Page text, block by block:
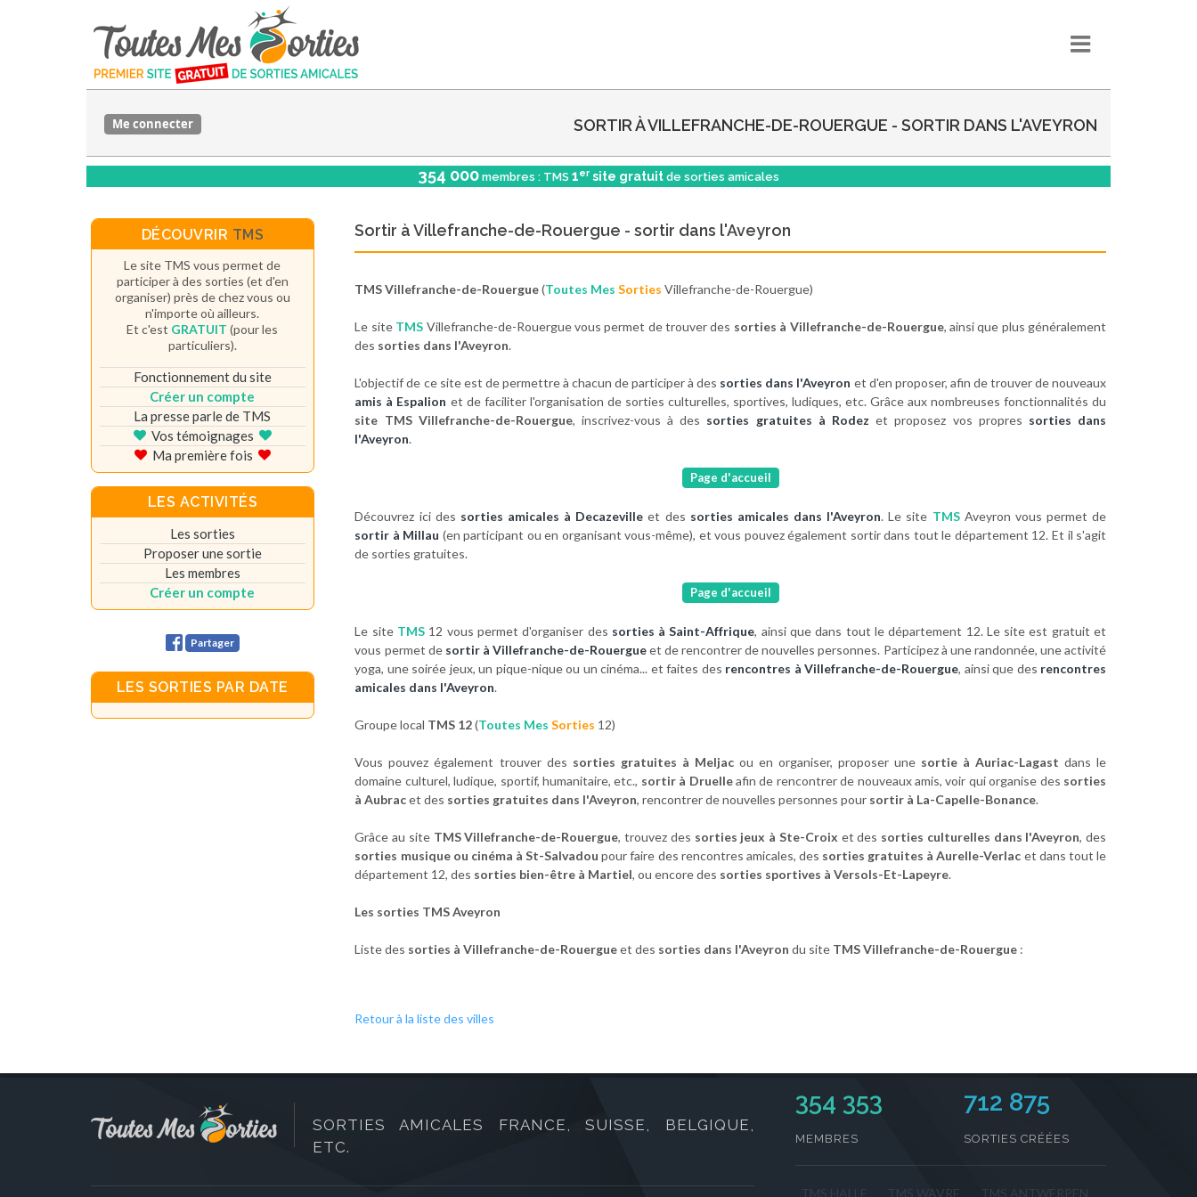
SORTIR À VILLEFRANCHE-DE-ROUERGUE - SORTIR DANS L'AVEYRON
Me connecter
354 000 membres : TMS 1er site gratuit de sorties amicales
Sortir à Villefranche-de-Rouergue - sortir dans l'Aveyron
TMS Villefranche-de-Rouergue(Toutes MesSorties Villefranche-de-Rouergue)
Le site TMS Villefranche-de-Rouergue vous permet de trouver des sorties à Villefranche-de-Rouergue, ainsi que plus généralement
des sorties dans l'Aveyron.
L'objectif de ce site est de permettre à chacun de participer à des sorties dans l'Aveyron et d'en proposer, afin de trouver de nouveaux
amis à Espalion et de faciliter l'organisation de sorties culturelles, sportives, ludiques, etc. Grâce aux nombreuses fonctionnalités du
site TMS Villefranche-de-Rouergue, inscrivez-vous à des sorties gratuites à Rodez et proposez vos propres sorties dans
l'Aveyron.
Page d'accueil
Découvrez ici des sorties amicales à Decazeville et des sorties amicales dans l'Aveyron. Le site TMSAveyron vous permet de
sortir à Millau (en participant ou en organisant vous-même), et vous pouvez également sortir dans tout le département 12. Et il s'agit
de sorties gratuites.
Page d'accueil
Le site TMS 12 vous permet d'organiser des sorties à Saint-Affrique, ainsi que dans tout le département 12. Le site est gratuit et
vous permet de sortir à Villefranche-de-Rouergueet de rencontrer de nouvelles personnes. Participez à une randonnée, une activité
yoga, une soirée jeux, un pique-nique ou un cinéma... et faites des rencontres à Villefranche-de-Rouergue, ainsi que des rencontres
amicales dans l'Aveyron.
Groupe local TMS 12(Toutes MesSorties 12)
Vous pouvez également trouver des sorties gratuites à Meljacou en organiser, proposer une sortie à Auriac-Lagast dans le
domaine culturel, ludique, sportif, humanitaire, etc., sortir à Druelleafin de rencontrer de nouveaux amis, voir qui organise des sorties
à Aubracet des sorties gratuites dans l'Aveyron, rencontrer de nouvelles personnes pour sortir à La-Capelle-Bonance.
Grâce au site TMS Villefranche-de-Rouergue, trouvez des sorties jeux à Ste-Croix et des sorties culturelles dans l'Aveyron, des
sorties musique ou cinéma à St-Salvadou pour faire des rencontres amicales, des sorties gratuites à Aurelle-Verlac et dans tout le
département 12, des sorties bien-être à Martiel, ou encore des sorties sportives à Versols-Et-Lapeyre.
Les sorties TMS Aveyron
Liste des sorties à Villefranche-de-Rouergueet des sorties dans l'Aveyron du site TMS Villefranche-de-Rouergue :
Retour à la liste des villes
DÉCOUVRIR TMS
Le site TMS vous permet de
participer à des sorties (et d'en
organiser) près de chez vous ou
n'importe où ailleurs.
Et c'est GRATUIT (pour les
particuliers).
Fonctionnement du site
Créer un compte
La presse parle de TMS
Vos témoignages
Ma première fois
LES ACTIVITÉS
Les sorties
Proposer une sortie
Les membres
Créer un compte
Partager
LES SORTIES PAR DATE
SORTIES AMICALES FRANCE, SUISSE, BELGIQUE,
ETC.
354 353
MEMBRES
712 875
SORTIES CRÉÉES
TMS WAVRE TMS ANTWERPEN